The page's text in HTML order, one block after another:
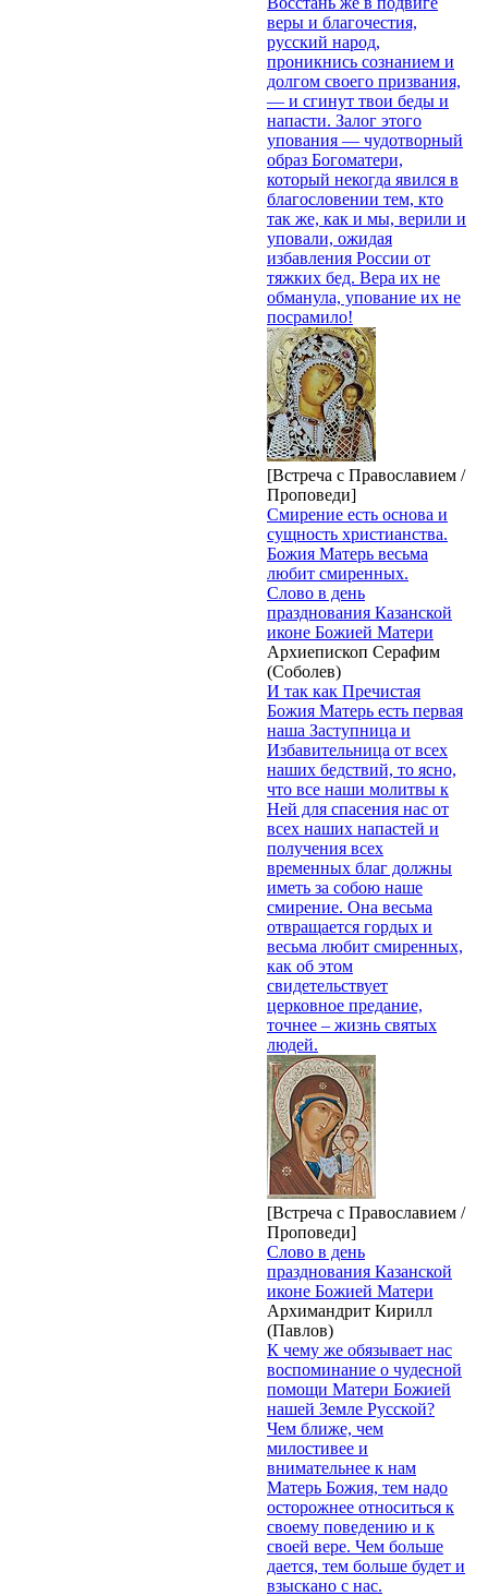
веры и благочестия,
русский народ,
проникнись сознанием и
долгом своего призвания,
— и сгинут твои беды и
напасти. Залог этого
упования — чудотворный
образ Богоматери,
который некогда явился в
благословении тем, кто
так же, как и мы, верили и
уповали, ожидая
избавления России от
тяжких бед. Вера их не
обманула, упование их не
посрамило!
[Встреча с Православием /
Проповеди]
Смирение есть основа и
сущность христианства.
Божия Матерь весьма
любит смиренных.
Слово в день
празднования Казанской
иконе Божией Матери
Архиепископ Серафим
(Соболев)
И так как Пречистая
Божия Матерь есть первая
наша Заступница и
Избавительница от всех
наших бедствий, то ясно,
что все наши молитвы к
Ней для спасения нас от
всех наших напастей и
получения всех
временных благ должны
иметь за собою наше
смирение. Она весьма
отвращается гордых и
весьма любит смиренных,
как об этом
свидетельствует
церковное предание,
точнее – жизнь святых
людей.
[Встреча с Православием /
Проповеди]
Слово в день
празднования Казанской
иконе Божией Матери
Архимандрит Кирилл
(Павлов)
К чему же обязывает нас
воспоминание о чудесной
помощи Матери Божией
нашей Земле Русской?
Чем ближе, чем
милостивее и
внимательнее к нам
Матерь Божия, тем надо
осторожнее относиться к
своему поведению и к
своей вере. Чем больше
дается, тем больше будет и
взыскано с нас.